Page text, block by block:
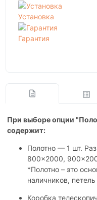
Установка
Гарантия
При выборе опции
содержит:
Полотно — 1 шт.
800x2000,
*Полотно – это
наличников, петель
Коробка